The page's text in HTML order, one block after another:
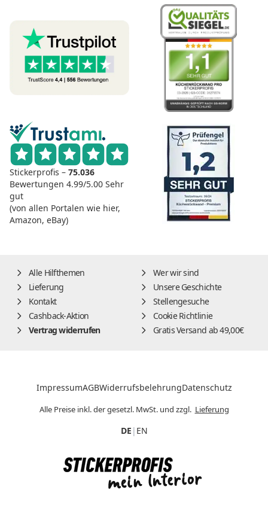
Stickerprofis – 75.036
Bewertungen 4.99/5.00 Sehr
gut
(von allen Portalen wie hier,
Amazon, eBay)
Alle Hilfthemen
Wer wir sind
Lieferung
Unsere Geschichte
Kontakt
Stellengesuche
Cashback-Aktion
Cookie Richtlinie
Vertrag widerrufen
Gratis Versand ab 49,00€
ImpressumAGBWiderrufsbelehrungDatenschutz
Alle Preise inkl. der gesetzl. MwSt. und zzgl. Lieferung
DE | EN